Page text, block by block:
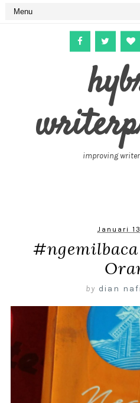
improving
Januari
by dian nafi